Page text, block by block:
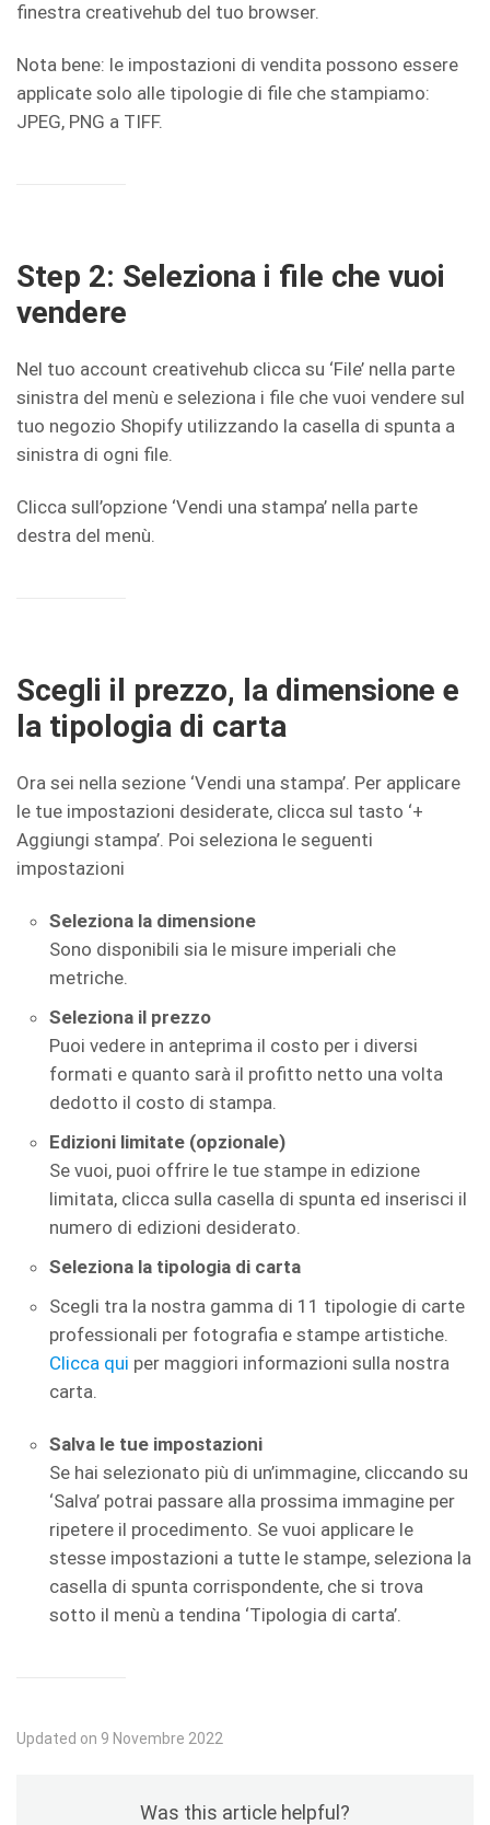
finestra creativehub del tuo browser.
Nota bene: le impostazioni di vendita possono essere
applicate solo alle tipologie di file che stampiamo:
JPEG, PNG a TIFF.
Step 2: Seleziona i file che vuoi
vendere
Nel tuo account creativehub clicca su ‘File’ nella parte
sinistra del menù e seleziona i file che vuoi vendere sul
tuo negozio Shopify utilizzando la casella di spunta a
sinistra di ogni file.
Clicca sull’opzione ‘Vendi una stampa’ nella parte
destra del menù.
Scegli il prezzo, la dimensione e
la tipologia di carta
Ora sei nella sezione ‘Vendi una stampa’. Per applicare
le tue impostazioni desiderate, clicca sul tasto ‘+
Aggiungi stampa’. Poi seleziona le seguenti
impostazioni
Seleziona la dimensione
Sono disponibili sia le misure imperiali che
metriche.
Seleziona il prezzo
Puoi vedere in anteprima il costo per i diversi
formati e quanto sarà il profitto netto una volta
dedotto il costo di stampa.
Edizioni limitate (opzionale)
Se vuoi, puoi offrire le tue stampe in edizione
limitata, clicca sulla casella di spunta ed inserisci il
numero di edizioni desiderato.
Seleziona la tipologia di carta
Scegli tra la nostra gamma di 11 tipologie di carte
professionali per fotografia e stampe artistiche.
Clicca qui per maggiori informazioni sulla nostra
carta.
Salva le tue impostazioni
Se hai selezionato più di un’immagine, cliccando su
‘Salva’ potrai passare alla prossima immagine per
ripetere il procedimento. Se vuoi applicare le
stesse impostazioni a tutte le stampe, seleziona la
casella di spunta corrispondente, che si trova
sotto il menù a tendina ‘Tipologia di carta’.
Updated on 9 Novembre 2022
Was this article helpful?